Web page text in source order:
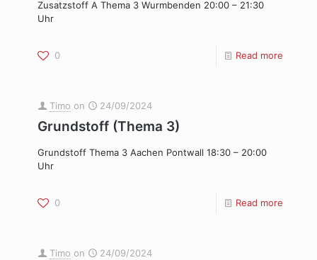
Zusatzstoff A Thema 3 Wurmbenden 20:00 – 21:30
Uhr
0 Read more
Timo on 24/09/2024
Grundstoff (Thema 3)
Grundstoff Thema 3 Aachen Pontwall 18:30 – 20:00
Uhr
0 Read more
Timo on 24/09/2024